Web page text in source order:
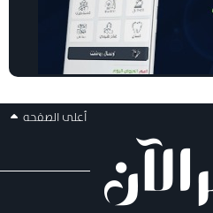
أعلى الصفحه